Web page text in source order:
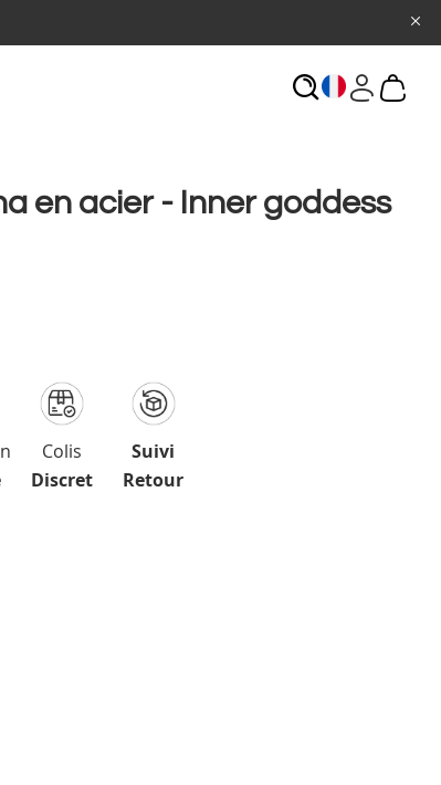
en acier - Inner goddess
Colis
Discret
Suivi
Retour